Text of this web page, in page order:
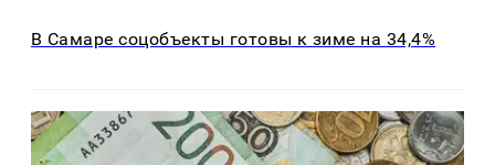
В Самаре соцобъекты готовы к зиме на 34,4%